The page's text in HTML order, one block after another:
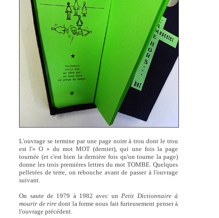
L'ouvrage se termine par une page noire à trou dont le trou
est l'« O » du mot MOT (dernier), qui une fois la page
tournée (et c'est bien la dernière fois qu'on tourne la page)
donne les trois premières lettres du mot TOMBE. Quelques
pelletées de terre, on rebouche avant de passer à l'ouvrage
suivant.
On saute de 1979 à 1982 avec un Petit Dictionnaire à
mourir de riredont la forme nous fait furieusement penser à
l'ouvrage précédent.